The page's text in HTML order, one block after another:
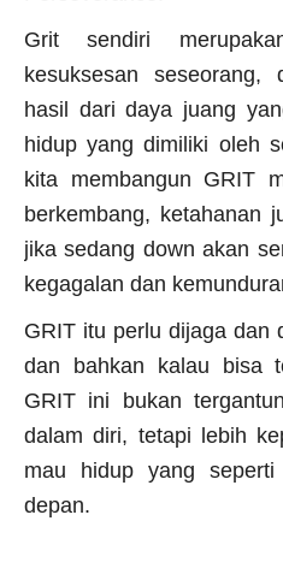
Grit sendiri
kesuksesan seseorang,
hasil dari daya juang
hidup yang dimiliki oleh
kita membangun GRIT
berkembang, ketahanan
jika sedang down akan
kegagalan dan
GRIT itu perlu dijaga dan
dan bahkan kalau bisa
GRIT ini bukan
dalam diri, tetapi lebih
mau hidup yang
depan.